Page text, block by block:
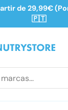
de 29,99€
🇵🇹